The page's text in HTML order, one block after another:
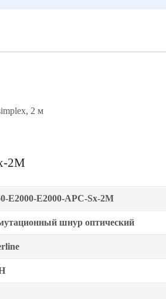
2 м
2M
E2000-E2000-APC-Sx-2M
шнур оптический